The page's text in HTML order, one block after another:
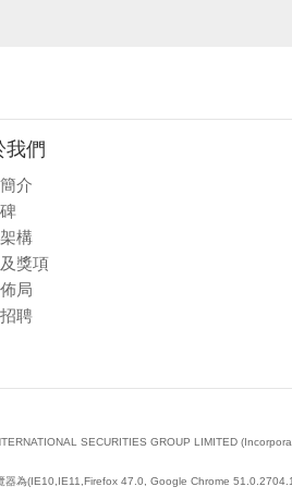
我們
介
構
獎項
局
聘
SECURITIES GROUP LIMITED
器為(IE10,IE11,Firefox 47.0, Google Chrome